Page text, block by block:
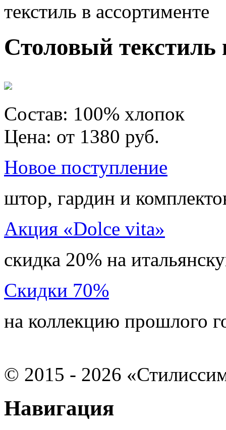
текстиль в ассортименте
Столовый текстиль
Состав: 100% хлопок
Цена: от 1380 руб.
Новое поступление
штор, гардин и
Акция «Dolce vita»
скидка 20% на
Скидки 70%
на коллекцию прошлого
© 2015 - 2026
Навигация